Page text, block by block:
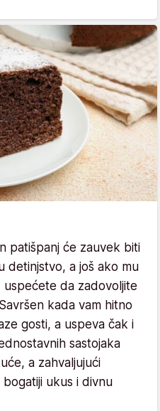
patišpanj će zauvek biti
detinjstvo, a još ako mu
da zadovoljite
kada vam hitno
gosti, a uspeva čak i
sastojaka
a zahvaljujući
ukus i divnu